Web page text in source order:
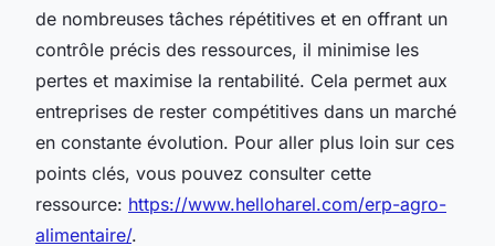
de nombreuses tâches répétitives et en offrant un
contrôle précis des ressources, il minimise les
pertes et maximise la rentabilité. Cela permet aux
entreprises de rester compétitives dans un marché
en constante évolution. Pour aller plus loin sur ces
points clés, vous pouvez consulter cette
ressource: https://www.helloharel.com/erp-agro-
alimentaire/.